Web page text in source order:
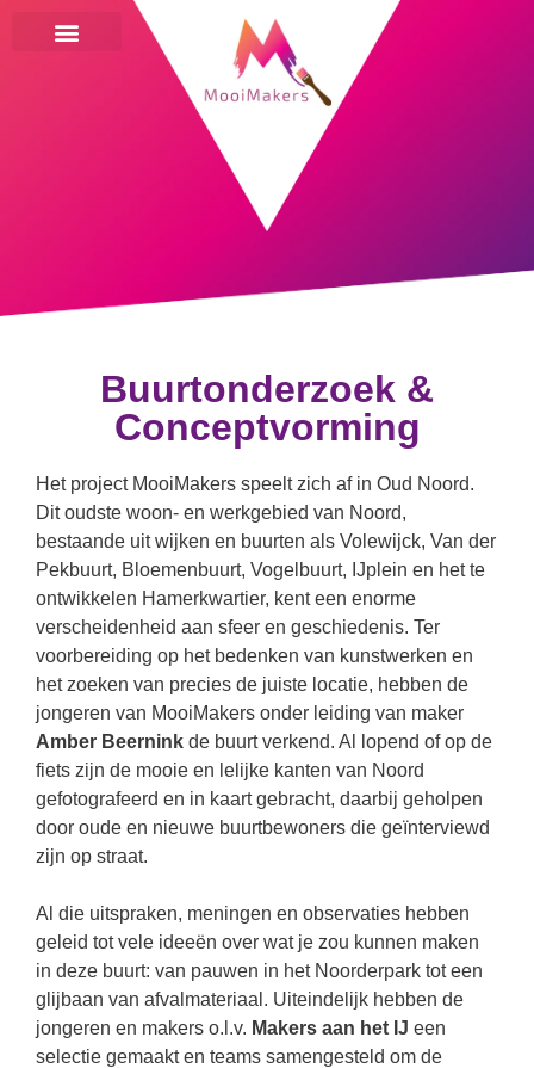
Buurtonderzoek &
Conceptvorming
Het project MooiMakers speelt zich af in Oud Noord.
Dit oudste woon- en werkgebied van Noord,
bestaande uit wijken en buurten als Volewijck, Van der
Pekbuurt, Bloemenbuurt, Vogelbuurt, IJplein en het te
ontwikkelen Hamerkwartier, kent een enorme
verscheidenheid aan sfeer en geschiedenis. Ter
voorbereiding op het bedenken van kunstwerken en
het zoeken van precies de juiste locatie, hebben de
jongeren van MooiMakers onder leiding van maker
Amber Beernink de buurt verkend. Al lopend of op de
fiets zijn de mooie en lelijke kanten van Noord
gefotografeerd en in kaart gebracht, daarbij geholpen
door oude en nieuwe buurtbewoners die geïnterviewd
zijn op straat.
Al die uitspraken, meningen en observaties hebben
geleid tot vele ideeën over wat je zou kunnen maken
in deze buurt: van pauwen in het Noorderpark tot een
glijbaan van afvalmateriaal. Uiteindelijk hebben de
jongeren en makers o.l.v. Makers aan het IJ een
selectie gemaakt en teams samengesteld om de